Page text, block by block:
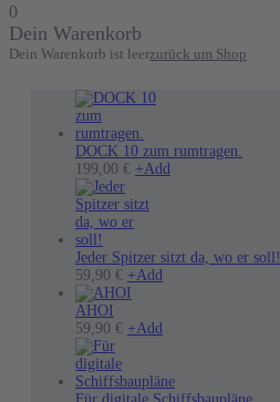
0
Dein Warenkorb
Dein Warenkorb ist leerzurück um Shop
DOCK 10 zum rumtragen.
199,00 € +Add
Jeder Spitzer sitzt da, wo er soll!
59,90 € +Add
Die
Optionen
AHOI
59,90 € +Add
mehrere
Varianten
Für digitale Schiffsbaupläne